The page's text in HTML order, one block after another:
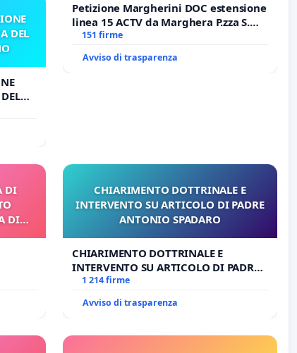
DEL
Petizione Margherini DOC estensione
linea 15 ACTV da Marghera P.zza S.
Antonio all'aeroporto Marco Polo
tariffa a € 1,50
151 firme
Avviso di trasparenza
DI
DI
CHIARIMENTO DOTTRINALE E
INTERVENTO SU ARTICOLO DI PADRE
ANTONIO SPADARO
CHIARIMENTO DOTTRINALE E
INTERVENTO SU ARTICOLO DI PADRE
ANTONIO SPADARO
1 214 firme
Avviso di trasparenza